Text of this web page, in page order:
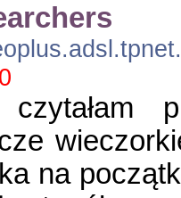
czytałam
na